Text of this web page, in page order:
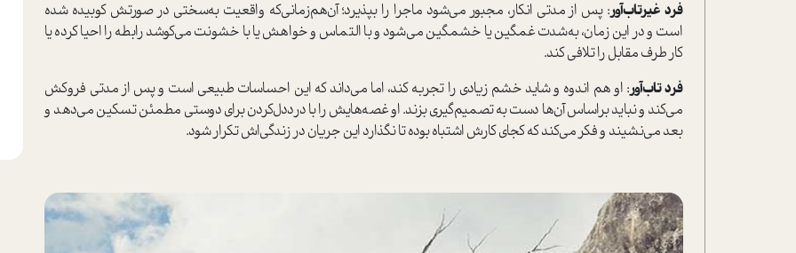
فرد غیرتاب‌آور: پس از مدتی انکار، مجبور می‌شود ماجرا را بپذیرد؛ آن‌هم‌زمانی‌که واقعیت به‌سختی در صورتش کوبیده شده
ا‌ست و در این زمان، به‌شدت غمگین یا خشمگین می‌شود و با التماس و خواهش یا با خشونت می‌کوشد رابطه را احیا کرده یا
کار طرف مقابل را تلافی کند.
فرد تاب‌آور: او هم اندوه و شاید خشم زیادی را تجربه کند، اما می‌داند که این احساسات طبیعی ا‌ست و پس از مدتی فروکش
می‌کند و نباید بر‌اساس آن‌ها دست به تصمیم‌گیری بزند. او غصه‌هایش را با درد‌دل‌کردن برای دوستی مطمئن تسکین می‌دهد و
بعد می‌نشیند و فکر می‌کند که کجای کارش اشتباه بوده تا نگذارد این جریان در زندگی‌اش تکرار شود.